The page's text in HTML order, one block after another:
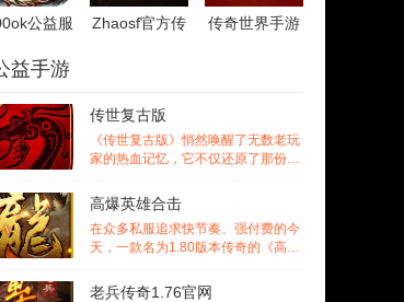
公益服 Zhaosf官方传 传奇世界手游
益手游
传世复古版
《传世复古版》悄然唤醒了无数老玩
家的热血记忆，它不仅还原了那份熟
诸多
高爆英雄合击
在众多私服追求快节奏、强付费的今
天，一款名为1.80版本传奇的《高爆
经典
老兵传奇1.76官网